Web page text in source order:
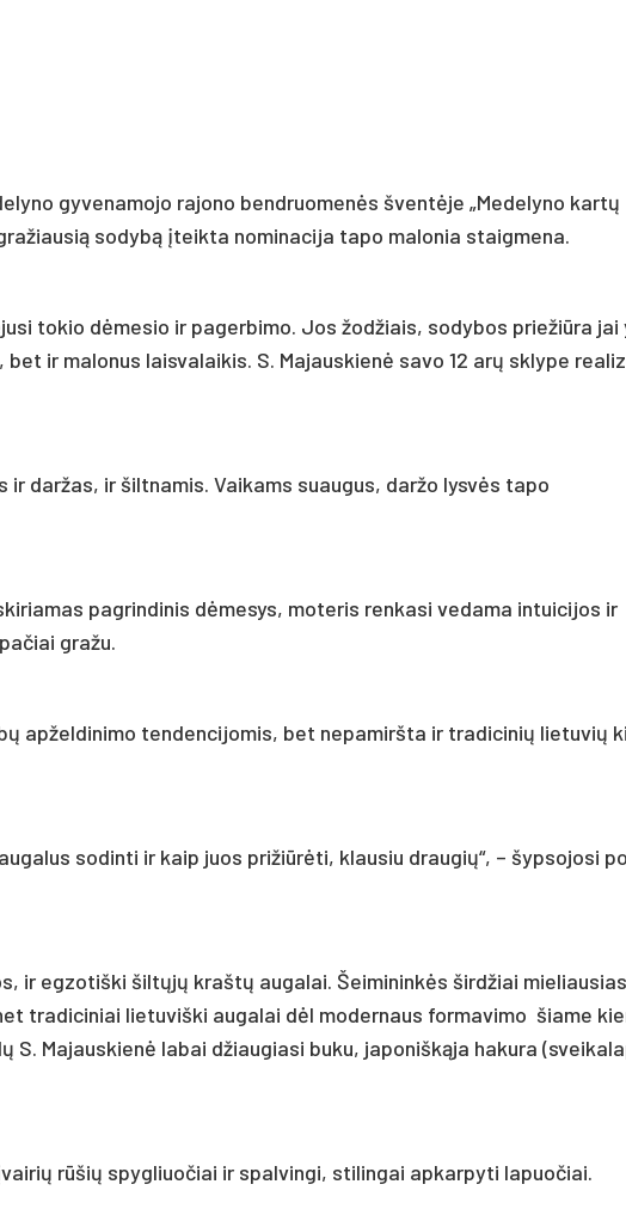
gyvenamojo rajono bendruomenės šventėje „Medelyno kartų
sodybą įteikta nominacija tapo malonia staigmena.
tokio dėmesio ir pagerbimo. Jos žodžiais, sodybos priežiūra jai
ir malonus laisvalaikis. S. Majauskienė savo 12 arų sklype
ir daržas, ir šiltnamis. Vaikams suaugus, daržo lysvės tapo
pagrindinis dėmesys, moteris renkasi vedama intuicijos ir
gražu.
apželdinimo tendencijomis, bet nepamiršta ir tradicinių lietuvių
sodinti ir kaip juos prižiūrėti, klausiu draugių“, – šypsojosi
ir egzotiški šiltųjų kraštų augalai. Šeimininkės širdžiai mieliausias
tradiciniai lietuviški augalai dėl modernaus formavimo šiame
S. Majauskienė labai džiaugiasi buku, japoniškąja hakura
rūšių spygliuočiai ir spalvingi, stilingai apkarpyti lapuočiai.